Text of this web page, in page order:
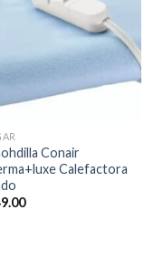
Añadir
a la
lista de
deseos
+
Conair
Calefactora